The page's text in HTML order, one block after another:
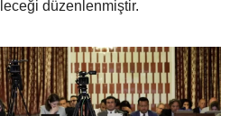
düzenlenmiştir.